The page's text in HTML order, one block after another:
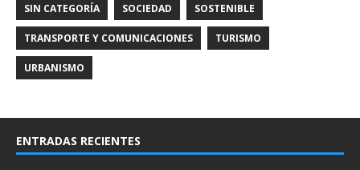
SIN CATEGORÍA SOCIEDAD SOSTENIBLE
TRANSPORTE Y COMUNICACIONES TURISMO
URBANISMO
ENTRADAS RECIENTES